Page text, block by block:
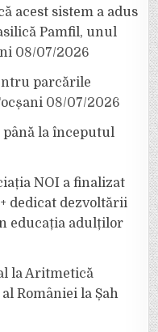
acest sistem a adus
Pamfil, unul
08/07/2026
parcările
08/07/2026
la începutul
NOI a finalizat
dedicat dezvoltării
educația adulților
la Aritmetică
României la Șah